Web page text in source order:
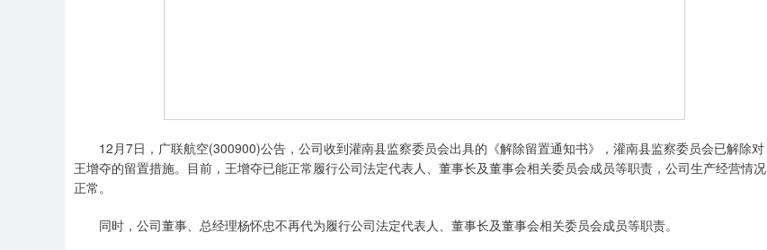
12月7日，广联航空(300900)公告，公司收到灌南县监察委员会出具的《解除留置通知书》，灌南县监察委员会已解除对
王增夺的留置措施。目前，王增夺已能正常履行公司法定代表人、董事长及董事会相关委员会成员等职责，公司生产经营情况
正常。
同时，公司董事、总经理杨怀忠不再代为履行公司法定代表人、董事长及董事会相关委员会成员等职责。